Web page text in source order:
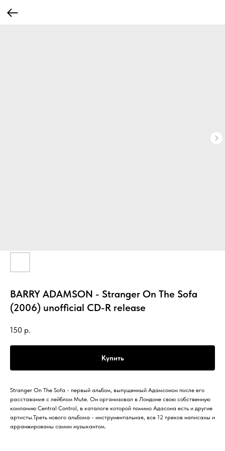
BARRY ADAMSON - Stranger On The Sofa
(2006) unofficial CD-R release
150 р.
Купить
Stranger On The Sofa - первый альбом, выпущенный Адамсоном после его
расставания с лейблом Mute. Он организовал в Лондоне свою собственную
компанию Central Control, в каталоге которой помимо Адасона есть и другие
артисты.Треть нового альбома - инструментальная, все 12 треков написаны и
арранжированы самим музыкантом.